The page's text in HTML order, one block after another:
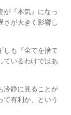
が『本気』になっ
さが大きく影響し
しも『全てを捨て
ているわけではあ
冷静に見ることが
て有利か、という